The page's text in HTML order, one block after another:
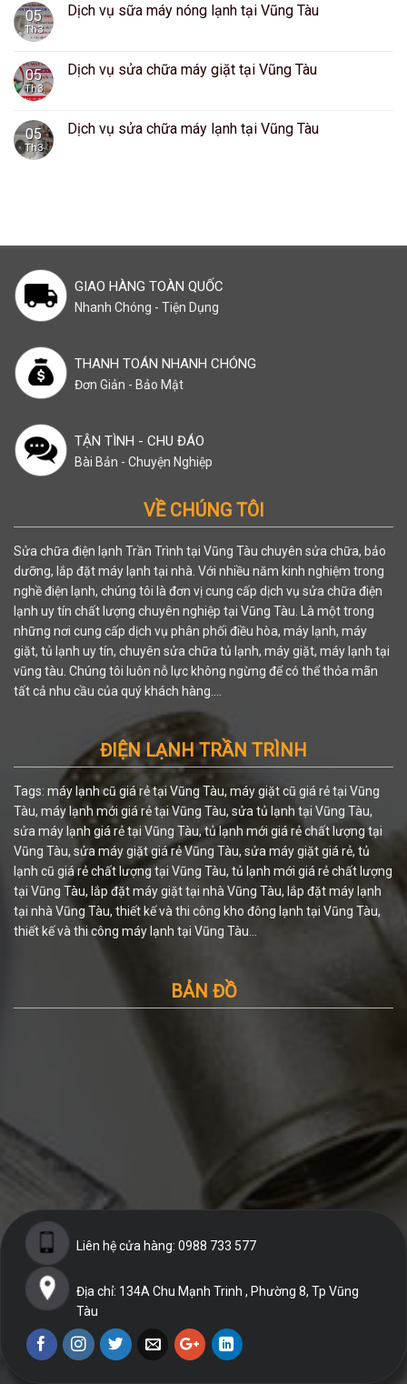
05
Th3
Dịch vụ sữa máy nóng lạnh tại Vũng Tàu
05
Th3
Dịch vụ sửa chữa máy giặt tại Vũng Tàu
05
Th3
Dịch vụ sửa chữa máy lạnh tại Vũng Tàu
GIAO HÀNG TOÀN QUỐC
Nhanh Chóng - Tiện Dụng
THANH TOÁN NHANH CHÓNG
Đơn Giản - Bảo Mật
TẬN TÌNH - CHU ĐÁO
Bài Bản - Chuyện Nghiệp
VỀ CHÚNG TÔI
Sửa chữa điện lạnh Trần Trình tại Vũng Tàu chuyên sửa chữa, bảo
dưỡng, lắp đặt máy lạnh tại nhà. Với nhiều năm kinh nghiệm trong
nghề điện lạnh, chúng tôi là đơn vị cung cấp dịch vụ sửa chữa điện
lạnh uy tín chất lượng chuyên nghiệp tại Vũng Tàu. Là một trong
những nơi cung cấp dịch vụ phân phối điều hòa, máy lạnh, máy
giặt, tủ lạnh uy tín, chuyên sửa chữa tủ lạnh, máy giặt, máy lạnh tại
vũng tàu. Chúng tôi luôn nỗ lực không ngừng để có thể thỏa mãn
tất cả nhu cầu của quý khách hàng....
ĐIỆN LẠNH TRẦN TRÌNH
Tags: máy lạnh cũ giá rẻ tại Vũng Tàu, máy giặt cũ giá rẻ tại Vũng
Tàu, máy lạnh mới giá rẻ tại Vũng Tàu, sửa tủ lạnh tại Vũng Tàu,
sửa máy lạnh giá rẻ tại Vũng Tàu, tủ lạnh mới giá rẻ chất lượng tại
Vũng Tàu, sửa máy giặt giá rẻ Vũng Tàu, sửa máy giặt giá rẻ, tủ
lạnh cũ giá rẻ chất lượng tại Vũng Tàu, tủ lạnh mới giá rẻ chất lượng
tại Vũng Tàu, lắp đặt máy giặt tại nhà Vũng Tàu, lắp đặt máy lạnh
tại nhà Vũng Tàu, thiết kế và thi công kho đông lạnh tại Vũng Tàu,
thiết kế và thi công máy lạnh tại Vũng Tàu...
BẢN ĐỒ
Liên hệ cửa hàng: 0988 733 577
Địa chỉ: 134A Chu Mạnh Trinh , Phường 8, Tp Vũng
Tàu